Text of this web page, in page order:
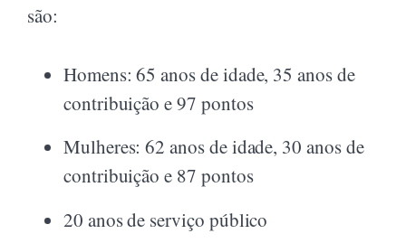
são:
Homens: 65 anos de idade, 35 anos de
contribuição e 97 pontos
Mulheres: 62 anos de idade, 30 anos de
contribuição e 87 pontos
20 anos de serviço público